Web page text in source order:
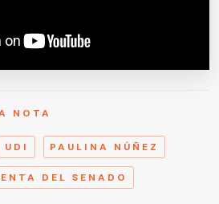
NOTA
UDI PAULINA NÚÑEZ
DEL SENADO